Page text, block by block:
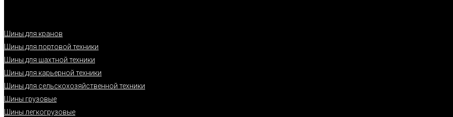
Шины для кранов
Шины для портовой техники
Шины для шахтной техники
Шины для карьерной техники
Шины для сельскохозяйственной техники
Шины грузовые
Шины легкогрузовые